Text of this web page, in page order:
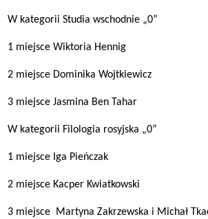
W kategorii Studia wschodnie „0”
1 miejsce Wiktoria Hennig
2 miejsce Dominika Wojtkiewicz
3 miejsce Jasmina Ben Tahar
W kategorii Filologia rosyjska „0”
1 miejsce Iga Pieńczak
2 miejsce Kacper Kwiatkowski
3 miejsce Martyna Zakrzewska i Michał